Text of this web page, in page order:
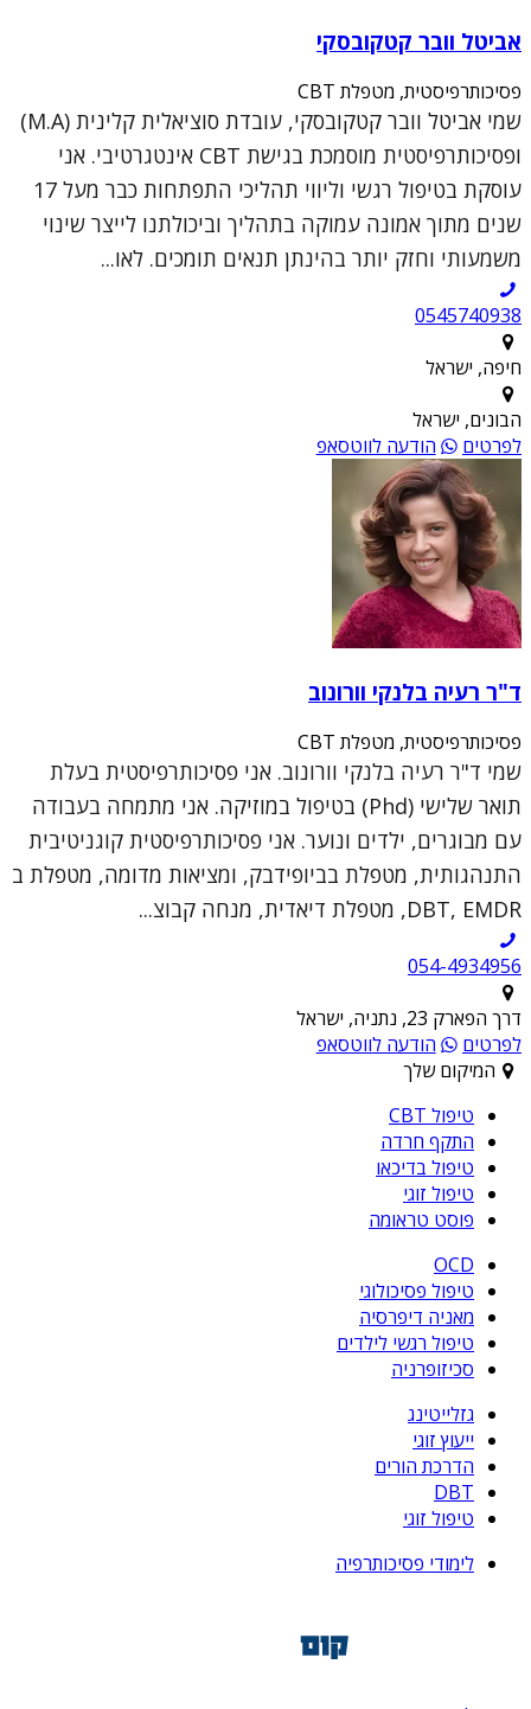
אביטל וובר קטקובסקי
פסיכותרפיסטית, מטפלת CBT
שמי אביטל וובר קטקובסקי, עובדת סוציאלית קלינית (M.A)
ופסיכותרפיסטית מוסמכת בגישת CBT אינטגרטיבי. אני
עוסקת בטיפול רגשי וליווי תהליכי התפתחות כבר מעל 17
שנים מתוך אמונה עמוקה בתהליך וביכולתנו לייצר שינוי
משמעותי וחזק יותר בהינתן תנאים תומכים. לאו...
0545740938
חיפה, ישראל
הבונים, ישראל
לפרטים
הודעה לווטסאפ
ד"ר רעיה בלנקי וורונוב
פסיכותרפיסטית, מטפלת CBT
שמי ד"ר רעיה בלנקי וורונוב. אני פסיכותרפיסטית בעלת
תואר שלישי (Phd) בטיפול במוזיקה. אני מתמחה בעבודה
עם מבוגרים, ילדים ונוער. אני פסיכותרפיסטית קוגניטיבית
התנהגותית, מטפלת בביופידבק, ומציאות מדומה, מטפלת ב
DBT, EMDR, מטפלת דיאדית, מנחה קבוצ...
054-4934956
דרך הפארק 23, נתניה, ישראל
לפרטים
הודעה לווטסאפ
המיקום שלך
טיפול CBT
התקף חרדה
טיפול בדיכאו
טיפול זוגי
פוסט טראומה
OCD
טיפול פסיכולוגי
מאניה דיפרסיה
טיפול רגשי לילדים
סכיזופרניה
גזלייטינג
ייעוץ זוגי
הדרכת הורים
DBT
טיפול זוגי
לימודי פסיכותרפיה